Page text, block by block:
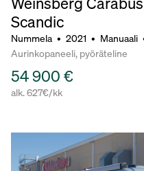
Scandic
Nummela • 2021 • Manuaali
Aurinkopaneeli, pyöräteline
54 900 €
alk. 627€/kk